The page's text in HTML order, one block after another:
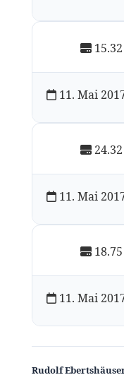
11. Mai
11. Mai
11. Mai
Rudolf